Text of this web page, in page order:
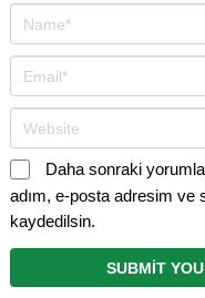
Daha sonraki
adım, e-posta adresim ve
kaydedilsin.